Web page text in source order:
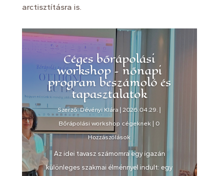
arctisztításra is.
Céges bőrápolási
workshop – nőnapi
program beszámoló és
tapasztalatok
Szerző:Dévényi Klára |2026.04.29. |
Bőrápolási workshop cégeknek | 0
Hozzászólások
Az idei tavasz számomra egy igazán
különleges szakmai élménnyel indult: egy